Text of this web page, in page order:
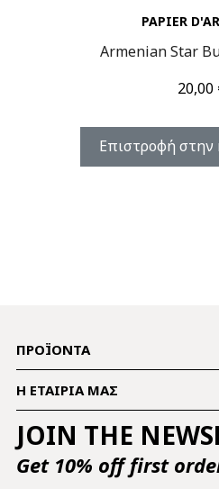
PAPIER
Armenian Star
Τιμή
20,00
Επιστροφή στην
ΠΡΟΪΌΝΤΑ
Η ΕΤΑΙΡΊΑ ΜΑΣ
JOIN THE
Get 10% off first